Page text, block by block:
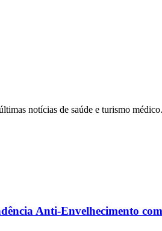
notícias de saúde e turismo médico.
Anti-Envelhecimento